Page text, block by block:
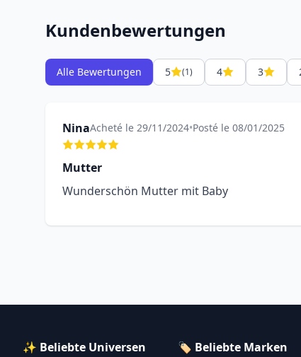
Kundenbewertungen
Alle Bewertungen 5 (1) 4 3
NinaAcheté le 29/11/2024•Posté le 08/01/2025
Mutter
Wunderschön Mutter mit Baby
✨ Beliebte Universen 🏷️ Beliebte Marken